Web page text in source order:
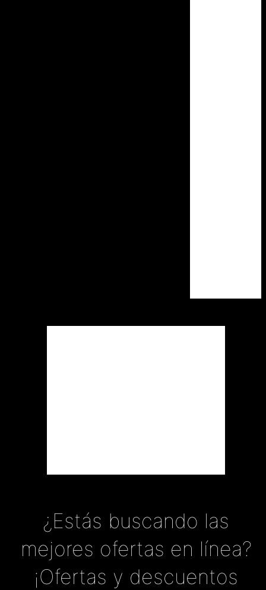
¿Estás buscando las
mejores ofertas en línea?
¡Ofertas y descuentos